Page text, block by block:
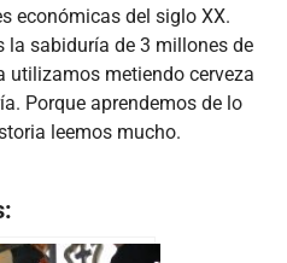
económicas del siglo XX.
la sabiduría de 3 millones de
utilizamos metiendo cerveza
Porque aprendemos de lo
leemos mucho.